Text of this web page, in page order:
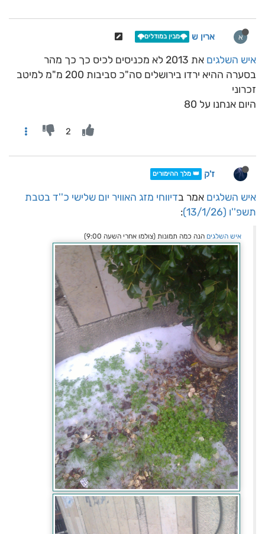
א ארין ש 🌩️מבין במודלים🌩️
איש השלגים את 2013 לא מכניסים לכיס כך כך מהר
בסערה ההיא ירדו בירושלים סה"כ סביבות 200 מ"מ למיטב
זכרוני
היום אנחנו על 80
2
ז'ק 👑 מלך ההימורים
איש השלגים אמר בדיווחי מזג האוויר יום שלישי כ''ד בטבת
תשפ''ו (13/1/26)
:
איש השלגים הנה כמה תמונות (צולמו אחרי השעה 9:00)